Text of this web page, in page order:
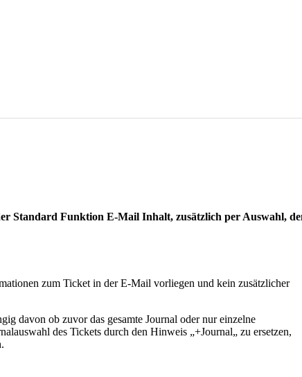
Standard Funktion E-Mail Inhalt, zusätzlich per Auswahl,
zum Ticket in der E-Mail vorliegen und kein zusätzlicher
davon ob zuvor das gesamte Journal oder nur einzelne
des Tickets durch den Hinweis „+Journal„ zu ersetzen,